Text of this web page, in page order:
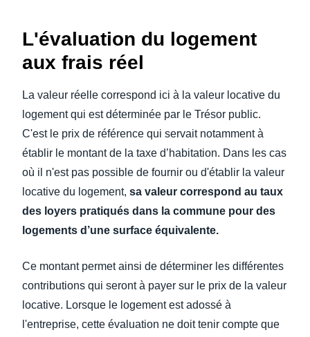
L'évaluation du logement
aux frais réel
La valeur réelle correspond ici à la valeur locative du
logement qui est déterminée par le Trésor public.
C'est le prix de référence qui servait notamment à
établir le montant de la taxe d’habitation. Dans les cas
où il n'est pas possible de fournir ou d'établir la valeur
locative du logement, sa valeur correspond au taux
des loyers pratiqués dans la commune pour des
logements d’une surface équivalente.
Ce montant permet ainsi de déterminer les différentes
contributions qui seront à payer sur le prix de la valeur
locative. Lorsque le logement est adossé à
l'entreprise, cette évaluation ne doit tenir compte que